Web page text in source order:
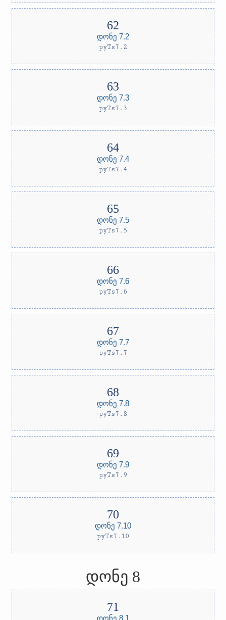
დონე 7.2
pyTs7.2
დონე 7.3
pyTs7.3
დონე 7.4
pyTs7.4
დონე 7.5
pyTs7.5
დონე 7.6
pyTs7.6
დონე 7.7
pyTs7.7
დონე 7.8
pyTs7.8
დონე 7.9
pyTs7.9
დონე 7.10
pyTs7.10
დონე 8
დონე 8.1